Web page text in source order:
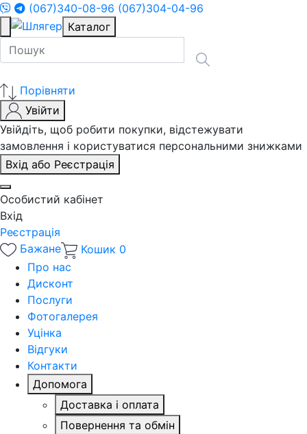
(067)340-08-96 (067)304-04-96
Каталог
Порівняти
Увійти
Увійдіть, щоб робити покупки, відстежувати
замовлення і користуватися персональними знижками
Вхід або Реєстрація
Особистий кабінет
Вхід
Реєстрація
Бажане
Кошик 0
Про нас
Дисконт
Послуги
Фотогалерея
Уцінка
Відгуки
Контакти
Допомога
Доставка і оплата
Повернення та обмін